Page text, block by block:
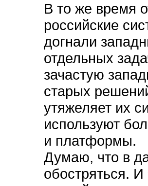
В то же время
российские
догнали
отдельных
зачастую
старых
утяжеляет их
используют
и платформы.
Думаю, что в
обостряться. И